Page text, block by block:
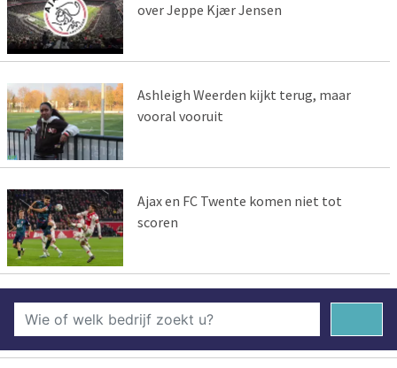
over Jeppe Kjær Jensen
Ashleigh Weerden kijkt terug, maar
vooral vooruit
Ajax en FC Twente komen niet tot
scoren